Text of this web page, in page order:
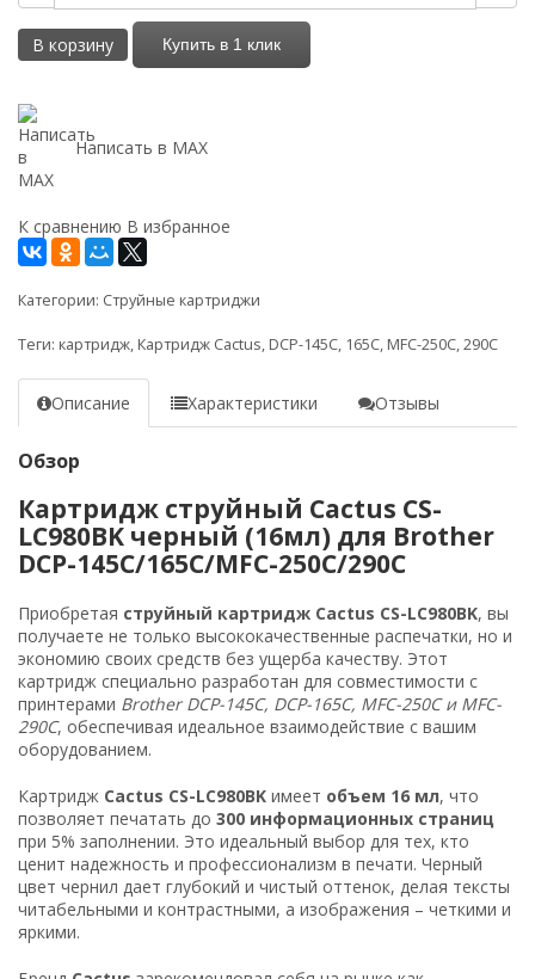
В корзину Купить в 1 клик
Написать в MAX
К сравнению В избранное
Категории: Струйные картриджи
Теги: картридж, Картридж Cactus, DCP-145C, 165C, MFC-250C,290C
Описание Характеристики Отзывы
Обзор
Картридж струйный Cactus CS-
LC980BK черный (16мл) для Brother
DCP-145C/165C/MFC-250C/290C
Приобретая струйный картридж Cactus CS-LC980BK, вы
получаете не только высококачественные распечатки, но и
экономию своих средств без ущерба качеству. Этот
картридж специально разработан для совместимости с
принтерами Brother DCP-145C, DCP-165C, MFC-250C и MFC-
290C, обеспечивая идеальное взаимодействие с вашим
оборудованием.
Картридж Cactus CS-LC980BK имеет объем 16 мл, что
позволяет печатать до 300 информационных страниц
при 5% заполнении. Это идеальный выбор для тех, кто
ценит надежность и профессионализм в печати. Черный
цвет чернил дает глубокий и чистый оттенок, делая тексты
читабельными и контрастными, а изображения – четкими и
яркими.